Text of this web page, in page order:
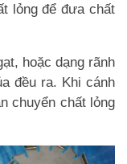
lỏng để đưa chất
hoặc dạng rãnh
đều ra. Khi cánh
chuyển chất lỏng